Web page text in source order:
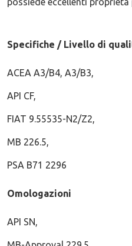
Specifiche / Livello di
ACEA A3/B4, A3/B3,
API CF,
FIAT 9.55535-N2/Z2,
MB 226.5,
PSA B71 2296
Omologazioni
API SN,